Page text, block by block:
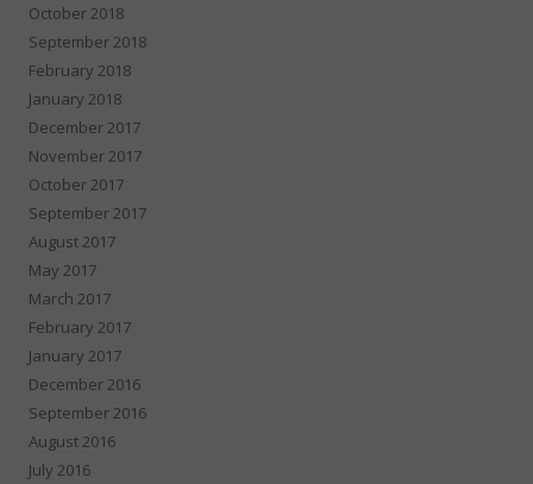
October 2018
September 2018
February 2018
January 2018
December 2017
November 2017
October 2017
September 2017
August 2017
May 2017
March 2017
February 2017
January 2017
December 2016
September 2016
August 2016
July 2016